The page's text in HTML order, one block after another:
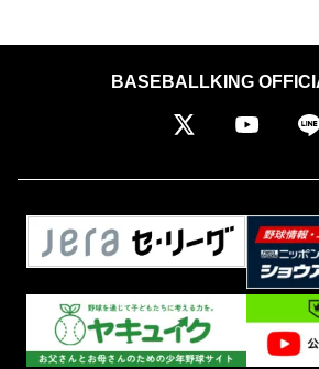
BASEBALLKING